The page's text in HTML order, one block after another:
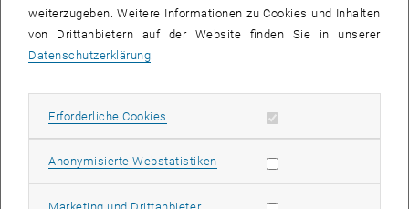
Unsere Gesprächspartner_innen sind:
• Simon Güntner (TU Wien, Soziologie)
• Wolfgang Schlögl (Freischaffender Musiker)
• Dorothee von Laer (MedUni Innsbruck, Virologin)
weiterzugeben. Weitere Informationen zu Cookies und Inhalten
von Drittanbietern auf der Website finden Sie in unserer
Datenschutzerklärung.
Erforderliche Cookies Erforderliche Cookies zulassen
Anonymisierte WebstatistikenStatistik Cookies zulassen
Marketing Cookies zulassen